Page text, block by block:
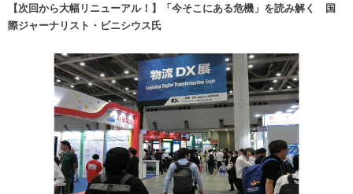
【次回から大幅リニューアル！】「今そこにある危機」を読み解く 国
際ジャーナリスト・ビニシウス氏